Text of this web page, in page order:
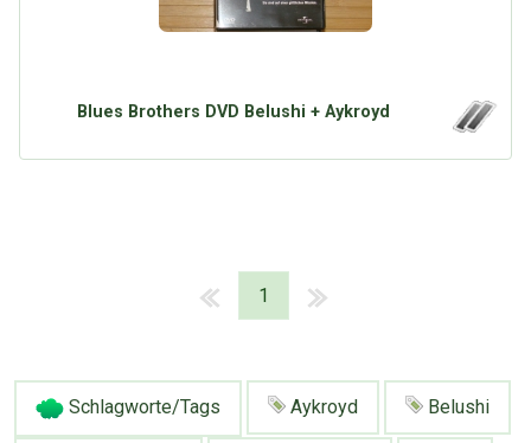
Blues Brothers DVD Belushi + Aykroyd
1
Schlagworte/Tags Aykroyd Belushi